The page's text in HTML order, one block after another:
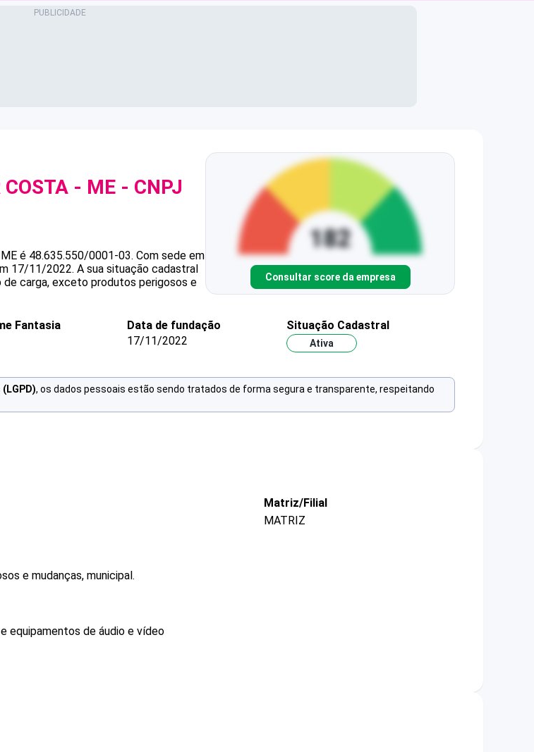
- ME - CNPJ
é 48.635.550/0001-03. Com sede em
17/11/2022. A sua situação cadastral
de carga, exceto produtos perigosos e
Consultar score da empresa
Fantasia
Data de fundação
17/11/2022
Situação Cadastral
Ativa
, os dados pessoais estão sendo tratados de forma segura e transparente, respeitando
Matriz/Filial
MATRIZ
e mudanças, municipal.
equipamentos de áudio e vídeo